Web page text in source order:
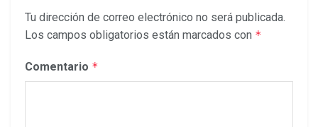
Tu dirección de correo electrónico no será publicada.
Los campos obligatorios están marcados con *
Comentario *